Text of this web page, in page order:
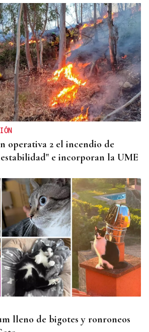
operativa 2 el incendio de
e incorporan la UME
lleno de bigotes y ronroneos